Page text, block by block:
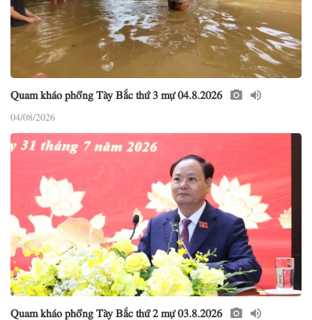
Quam kháo phổng Tày Bắc thứ 3 mự 04.8.2026
04/08/2026
Quam kháo phổng Tày Bắc thứ 2 mự 03.8.2026